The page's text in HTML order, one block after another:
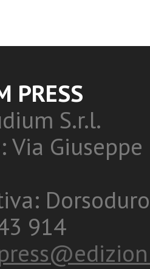
PRESS
S.r.l.
Via
914